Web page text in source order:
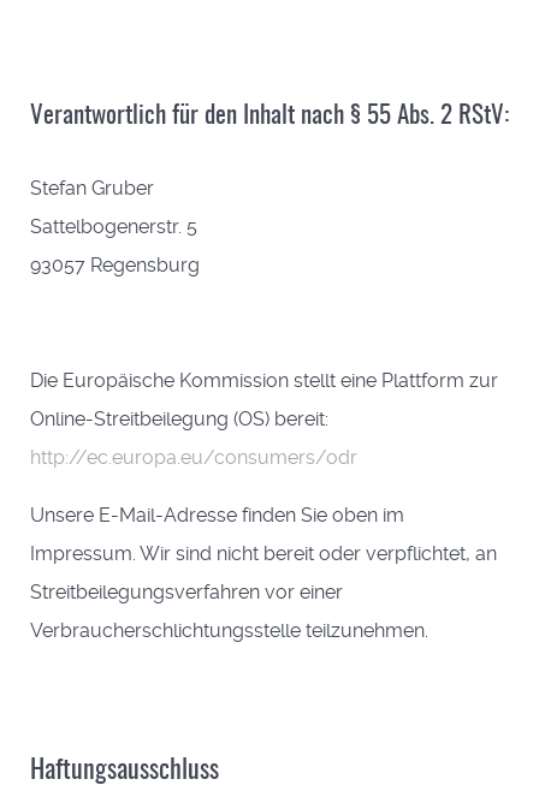
Verantwortlich für den Inhalt nach § 55 Abs. 2 RStV:
Stefan Gruber
Sattelbogenerstr. 5
93057 Regensburg
Die Europäische Kommission stellt eine Plattform zur
Online-Streitbeilegung (OS) bereit:
http://ec.europa.eu/consumers/odr
Unsere E-Mail-Adresse finden Sie oben im
Impressum. Wir sind nicht bereit oder verpflichtet, an
Streitbeilegungsverfahren vor einer
Verbraucherschlichtungsstelle teilzunehmen.
Haftungsausschluss